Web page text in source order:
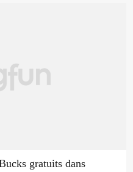
gratuits dans